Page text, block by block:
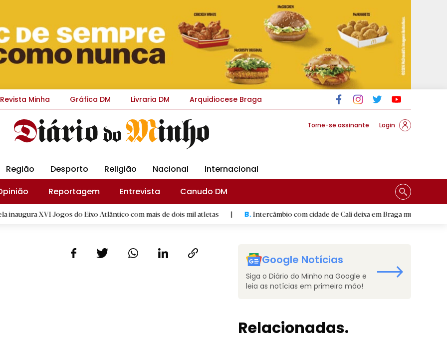
Revista Minha Gráfica DM Livraria DM Arquidiocese Braga
Torne-se assinante Login
Região Desporto Religião Nacional
Internacional
Reportagem Entrevista Canudo DM
Jogos do Eixo Atlântico com mais de dois mil atletas | B.Intercâmbio com cidade de Cali deixa em Braga mural artístico
Google Notícias
Siga o Diário do Minho na Google e
leia as notícias em primeira mão!
Relacionadas.